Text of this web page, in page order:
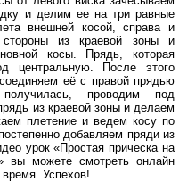
и делим ее на три равные
внешней косой, справа и
из краевой зоны и
косы. Прядь, которая
центральную. После этого
её с правой прядью
проводим под
из краевой зоны и делаем
плетение и ведем косу по
добавляем пряди из
урок «Простая прическа на
вы можете смотреть онлайн
Успехов!